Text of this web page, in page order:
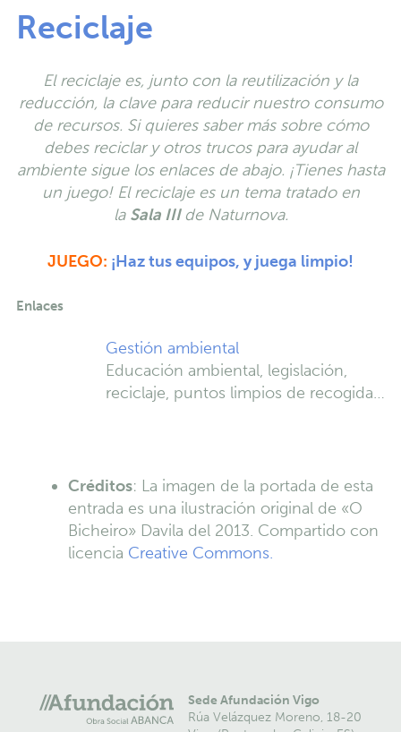
Reciclaje
El reciclaje es, junto con la reutilización y la
reducción, la clave para reducir nuestro consumo
de recursos. Si quieres saber más sobre cómo
debes reciclar y otros trucos para ayudar al
ambiente sigue los enlaces de abajo. ¡Tienes hasta
un juego! El reciclaje es un tema tratado en
la Sala III de Naturnova.
JUEGO: ¡Haz tus equipos, y juega limpio!
Enlaces
Gestión ambiental
Educación ambiental, legislación,
reciclaje, puntos limpios de recogida…
Créditos: La imagen de la portada de esta
entrada es una ilustración original de «O
Bicheiro» Davila del 2013. Compartido con
licencia Creative Commons.
Sede Afundación Vigo
Rúa Velázquez Moreno, 18-20